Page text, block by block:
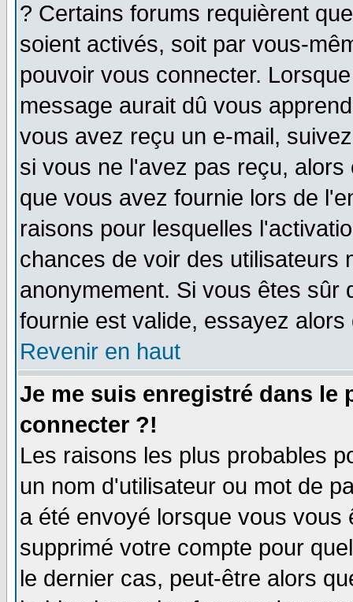
? Certains forums requièrent
soient activés, soit par vous-
pouvoir vous connecter.
message aurait dû vous
vous avez reçu un e-mail,
si vous ne l'avez pas reçu,
que vous avez fournie lors de
raisons pour lesquelles
chances de voir des utilisateurs
anonymement. Si vous êtes sûr
fournie est valide, essayez
Revenir en haut
Je me suis enregistré dans le
connecter ?!
Les raisons les plus probables
un nom d'utilisateur ou mot de
a été envoyé lorsque vous
supprimé votre compte pour
le dernier cas, peut-être alors